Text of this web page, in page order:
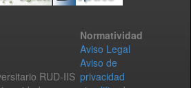
RUD-IIS
Normatividad
Aviso Legal
Aviso de
privacidad